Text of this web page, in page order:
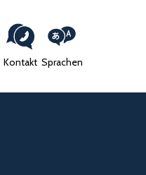
Kontakt Sprachen